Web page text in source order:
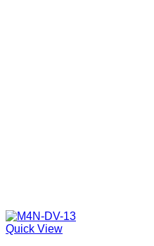
Quick View